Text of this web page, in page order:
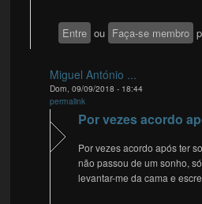
Entre ou Faça-se membro
Miguel António ...
Dom, 09/09/2018 - 18:44
permalink
Por vezes acordo
Por vezes acordo após ter
não passou de um sonho,
levantar-me da cama e